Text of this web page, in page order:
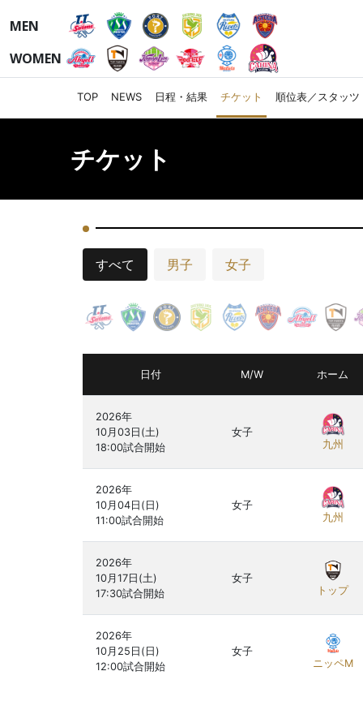
MEN
WOMEN
TOP NEWS 日程・結果 チケット 順位表／スタッツ
チケット
すべて 男子 女子
日付 M/W ホーム
2026年
10月03日(土)
女子
九州
2026年
10月04日(日)
女子
九州
2026年
10月17日(土)
女子
トップ
2026年
10月25日(日)
女子
ニッペM